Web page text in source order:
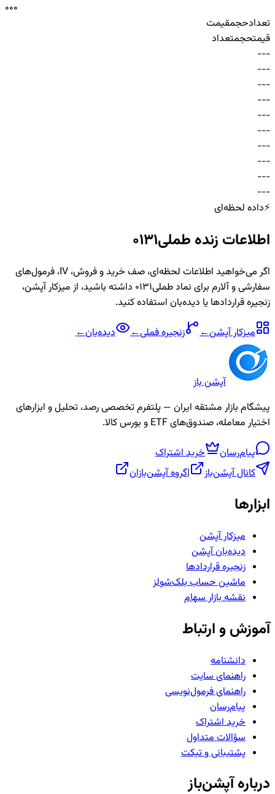
000
تعدادحجمقیمت
قیمتحجمتعداد
-
-
-
-
-
-
-
-
-
-
-
-
-
-
-
-
-
-
-
-
-
-
-
-
-
-
-
-
-
-
⚡داده لحظه‌ای
اطلاعات زنده طملی0131
اگر می‌خواهید اطلاعات لحظه‌ای، صف خرید و فروش، IV، فرمول‌های
سفارشی و آلارم برای نمادطملی0131
داشته باشید، از میزکار آپشن،
زنجیره قراردادها یا دیده‌بان استفاده کنید.
میزکار آپشن← زنجیرهفملی← دیده‌بان←
آپشن باز
پیشگام بازار مشتقه ایران — پلتفرم تخصصی رصد، تحلیل و ابزارهای
اختیار معامله، صندوق‌های ETF و بورس کالا.
پیام‌رسان
خرید اشتراک
کانال آپشن‌باز
|گروه آپشن‌بازان
ابزارها
میزکار آپشن
دیده‌بان آپشن
زنجیره قراردادها
ماشین حساب بلک‌شولز
نقشه بازار سهام
آموزش و ارتباط
دانشنامه
راهنمای سایت
راهنمای فرمول‌نویسی
پیام‌رسان
خرید اشتراک
سؤالات متداول
پشتیبانی و تیکت
درباره آپشن‌باز